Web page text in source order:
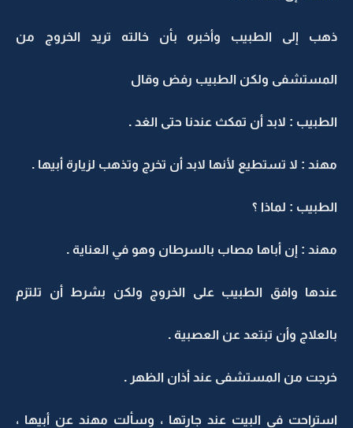
ذهب إلى الطبيب وأخبره بأن خالته تريد الخروج من
المستشفى ولكن الطبيب رفض وقال
الطبيب : لابد أن تمكث عندنا حتى الغد .
مهند : لا تستطيع لأنها لابد أن تخرج وتذهب لزيارة أبيها .
الطبيب : لماذا ؟
مهند : إن أباها مصاب بالسرطان وهو في العناية .
عندها وافق الطبيب على الخروج ولكن بشرط أن تلتزم
بالعلاج وأن تبتعد عن العصبية .
خرجت من المستشفى عند أذان الظهر .
استراحت في البيت عند جارتها ، وسألت مهند عن أبيها ،